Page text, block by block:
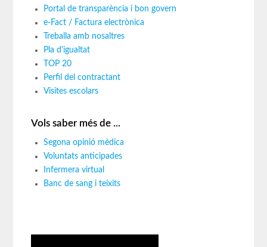
Portal de transparència i bon govern
e-Fact / Factura electrònica
Treballa amb nosaltres
Pla d'igualtat
TOP 20
Perfil del contractant
Visites escolars
Vols saber més de ...
Segona opinió mèdica
Voluntats anticipades
Infermera virtual
Banc de sang i teixits